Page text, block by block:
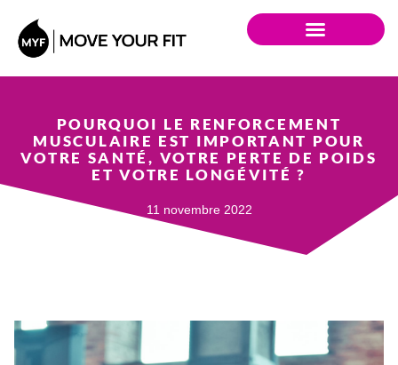
POURQUOI LE RENFORCEMENT
MUSCULAIRE EST IMPORTANT POUR
VOTRE SANTÉ, VOTRE PERTE DE POIDS
ET VOTRE LONGÉVITÉ ?
11 novembre 2022